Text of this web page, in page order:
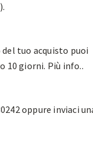
tuo acquisto puoi
10 giorni. Più info..
oppure inviaci